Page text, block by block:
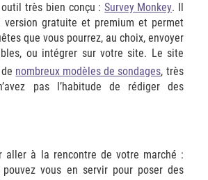
outil très bien conçu :Survey Monkey. Il
version gratuite et premium et permet
que vous pourrez, au choix, envoyer
ou intégrer sur votre site. Le site
nombreux modèles de sondages, très
pas l’habitude de rédiger des
aller à la rencontre de votre marché :
pouvez vous en servir pour poser des